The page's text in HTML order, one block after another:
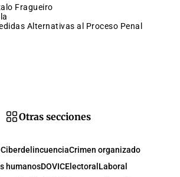
Fragueiro
Alternativas al Proceso Penal
Otras secciones
CiberdelincuenciaCrimen organizado
humanosDOVICElectoral Laboral